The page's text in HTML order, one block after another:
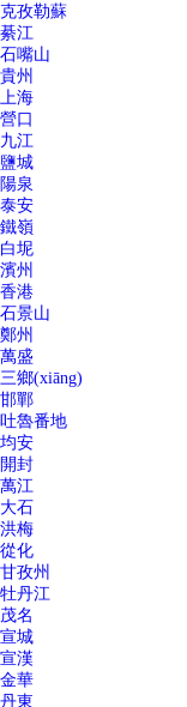
克孜勒蘇
綦江
石嘴山
貴州
上海
營口
九江
鹽城
陽泉
泰安
鐵嶺
白坭
濱州
香港
石景山
鄭州
萬盛
三鄉(xiāng)
邯鄲
吐魯番地
均安
開封
萬江
大石
洪梅
從化
甘孜州
牡丹江
茂名
宣城
宣漢
金華
丹東